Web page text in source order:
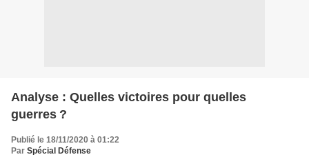
Analyse : Quelles victoires pour quelles
guerres ?
Publié le 18/11/2020 à 01:22
Par Spécial Défense